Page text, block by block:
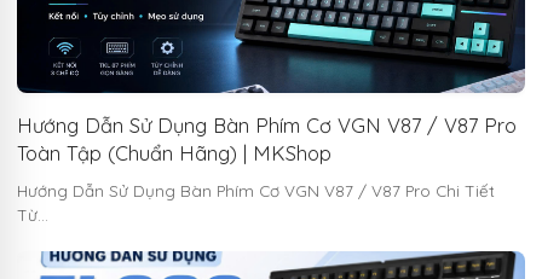
Hướng Dẫn Sử Dụng Bàn Phím Cơ VGN V87 / V87 Pro
Toàn Tập (Chuẩn Hãng) | MKShop
Hướng Dẫn Sử Dụng Bàn Phím Cơ VGN V87 / V87 Pro Chi Tiết
Từ…